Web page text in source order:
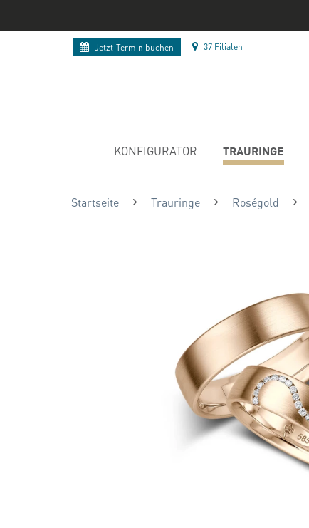
Jetzt Termin buchen 37 Filialen
KONFIGURATOR TRAURINGE
Startseite Trauringe Roségold